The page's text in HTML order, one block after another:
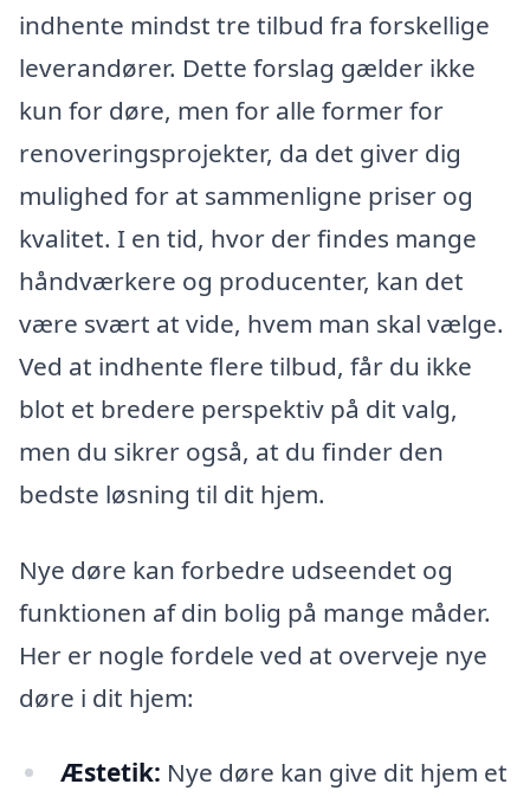
indhente mindst tre tilbud fra forskellige
leverandører. Dette forslag gælder ikke
kun for døre, men for alle former for
renoveringsprojekter, da det giver dig
mulighed for at sammenligne priser og
kvalitet. I en tid, hvor der findes mange
håndværkere og producenter, kan det
være svært at vide, hvem man skal vælge.
Ved at indhente flere tilbud, får du ikke
blot et bredere perspektiv på dit valg,
men du sikrer også, at du finder den
bedste løsning til dit hjem.
Nye døre kan forbedre udseendet og
funktionen af din bolig på mange måder.
Her er nogle fordele ved at overveje nye
døre i dit hjem:
Æstetik: Nye døre kan give dit hjem et